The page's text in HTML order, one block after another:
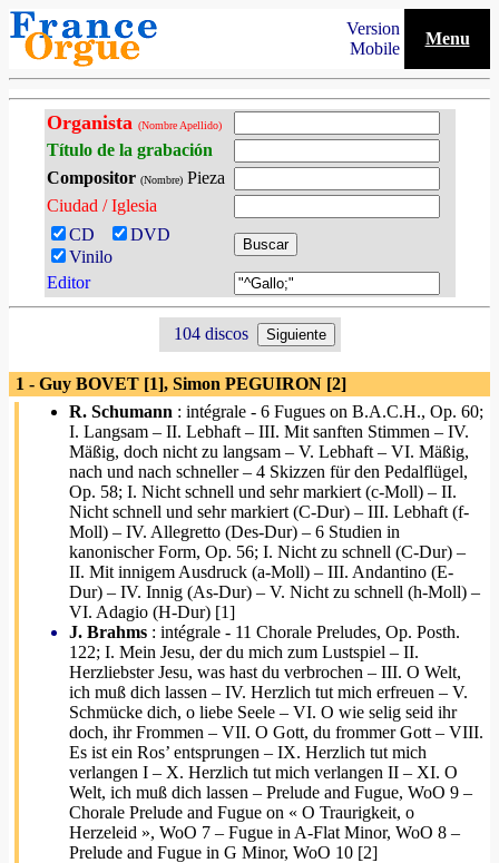
Version
Mobile
Menu
Organista (Nombre Apellido)
Título de la grabación
Compositor (Nombre)Pieza
Ciudad / Iglesia
CD
DVD
Vinilo
Editor
104 discos
1 - Guy BOVET [1], Simon PEGUIRON [2]
R. Schumann : intégrale - 6 Fugues on B.A.C.H., Op. 60;
I. Langsam – II. Lebhaft – III. Mit sanften Stimmen – IV.
Mäßig, doch nicht zu langsam – V. Lebhaft – VI. Mäßig,
nach und nach schneller – 4 Skizzen für den Pedalflügel,
Op. 58; I. Nicht schnell und sehr markiert (c-Moll) – II.
Nicht schnell und sehr markiert (C-Dur) – III. Lebhaft (f-
Moll) – IV. Allegretto (Des-Dur) – 6 Studien in
kanonischer Form, Op. 56; I. Nicht zu schnell (C-Dur) –
II. Mit innigem Ausdruck (a-Moll) – III. Andantino (E-
Dur) – IV. Innig (As-Dur) – V. Nicht zu schnell (h-Moll) –
VI. Adagio (H-Dur) [1]
J. Brahms : intégrale - 11 Chorale Preludes, Op. Posth.
122; I. Mein Jesu, der du mich zum Lustspiel – II.
Herzliebster Jesu, was hast du verbrochen – III. O Welt,
ich muß dich lassen – IV. Herzlich tut mich erfreuen – V.
Schmücke dich, o liebe Seele – VI. O wie selig seid ihr
doch, ihr Frommen – VII. O Gott, du frommer Gott – VIII.
Es ist ein Ros’ entsprungen – IX. Herzlich tut mich
verlangen I – X. Herzlich tut mich verlangen II – XI. O
Welt, ich muß dich lassen – Prelude and Fugue, WoO 9 –
Chorale Prelude and Fugue on « O Traurigkeit, o
Herzeleid », WoO 7 – Fugue in A-Flat Minor, WoO 8 –
Prelude and Fugue in G Minor, WoO 10 [2]